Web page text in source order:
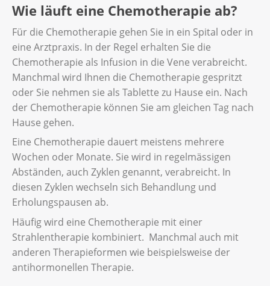
Wie läuft eine Chemotherapie ab?
Für die Chemotherapie gehen Sie in ein Spital oder in
eine Arztpraxis. In der Regel erhalten Sie die
Chemotherapie als Infusion in die Vene verabreicht.
Manchmal wird Ihnen die Chemotherapie gespritzt
oder Sie nehmen sie als Tablette zu Hause ein. Nach
der Chemotherapie können Sie am gleichen Tag nach
Hause gehen.
Eine Chemotherapie dauert meistens mehrere
Wochen oder Monate. Sie wird in regelmässigen
Abständen, auch Zyklen genannt, verabreicht. In
diesen Zyklen wechseln sich Behandlung und
Erholungspausen ab.
Häufig wird eine Chemotherapie mit einer
Strahlentherapie kombiniert. Manchmal auch mit
anderen Therapieformen wie beispielsweise der
antihormonellen Therapie.